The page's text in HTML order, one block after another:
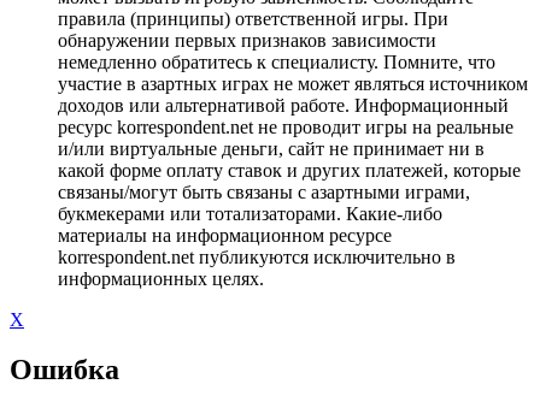
правила (принципы) ответственной игры. При
обнаружении первых признаков зависимости
немедленно обратитесь к специалисту. Помните, что
участие в азартных играх не может являться источником
доходов или альтернативой работе. Информационный
ресурс korrespondent.net не проводит игры на реальные
и/или виртуальные деньги, сайт не принимает ни в
какой форме оплату ставок и других платежей, которые
связаны/могут быть связаны с азартными играми,
букмекерами или тотализаторами. Какие-либо
материалы на информационном ресурсе
korrespondent.net публикуются исключительно в
информационных целях.
X
Ошибка